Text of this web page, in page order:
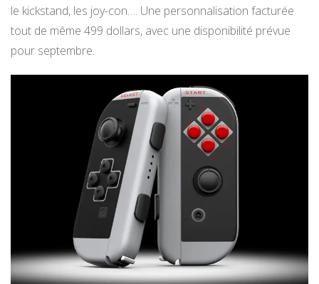
le kickstand, les joy-con…. Une personnalisation facturée
tout de même 499 dollars, avec une disponibilité prévue
pour septembre.